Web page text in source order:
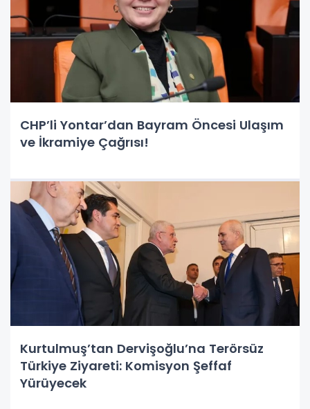
CHP’li Yontar’dan Bayram Öncesi Ulaşım
ve İkramiye Çağrısı!
Kurtulmuş’tan Dervişoğlu’na Terörsüz
Türkiye Ziyareti: Komisyon Şeffaf
Yürüyecek